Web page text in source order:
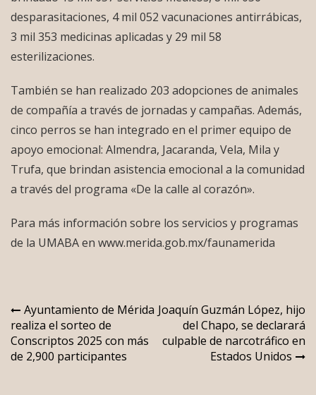
desparasitaciones, 4 mil 052 vacunaciones antirrábicas,
3 mil 353 medicinas aplicadas y 29 mil 58
esterilizaciones.
También se han realizado 203 adopciones de animales
de compañía a través de jornadas y campañas. Además,
cinco perros se han integrado en el primer equipo de
apoyo emocional: Almendra, Jacaranda, Vela, Mila y
Trufa, que brindan asistencia emocional a la comunidad
a través del programa «De la calle al corazón».
Para más información sobre los servicios y programas
de la UMABA en www.merida.gob.mx/faunamerida
Navegación
de
entradas
Ayuntamiento de Mérida
realiza el sorteo de
Conscriptos 2025 con más
de 2,900 participantes
Joaquín Guzmán López, hijo
del Chapo, se declarará
culpable de narcotráfico en
Estados Unidos